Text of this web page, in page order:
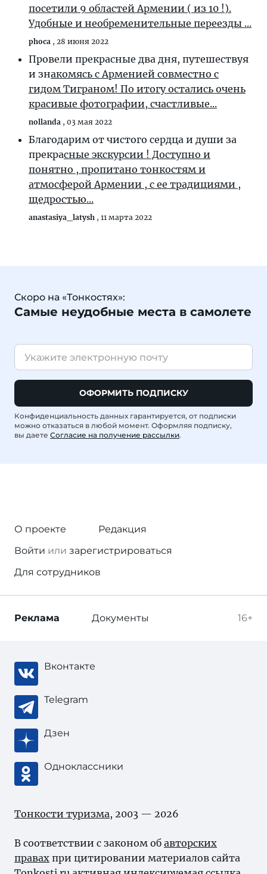
посетили 9 областей Армении ( из 10 !).
Удобные и необременительные переезды ...
phoca , 28 июня 2022
Провели прекрасные два дня, путешествуя
и знакомясь с Арменией совместно с
гидом Тиграном! По итогу остались очень
красивые фотографии, счастливые...
nollanda , 03 мая 2022
Благодарим от чистого сердца и души за
прекрасные экскурсии ! Доступно и
понятно , пропитано тонкостям и
атмосферой Армении , с ее традициями ,
щедростью...
anastasiya_latysh , 11 марта 2022
Скоро на «Тонкостях»:
Самые неудобные места в самолете
ОФОРМИТЬ ПОДПИСКУ
Конфиденциальность данных гарантируется, от подписки
можно отказаться в любой момент. Оформляя подписку,
вы даете Согласие на получение рассылки.
О проекте
Редакция
Войти или зарегистрироваться
Для сотрудников
16+
Реклама Документы
Вконтакте
Telegram
Дзен
Одноклассники
Тонкости туризма, 2003 — 2026
В соответствии с законом об авторских
правах при цитировании материалов сайта